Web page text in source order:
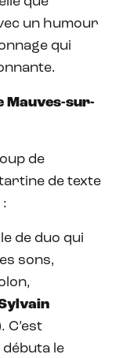
un humour
qui
Mauves-sur-
de
de texte
de duo qui
sons,
C’est
le